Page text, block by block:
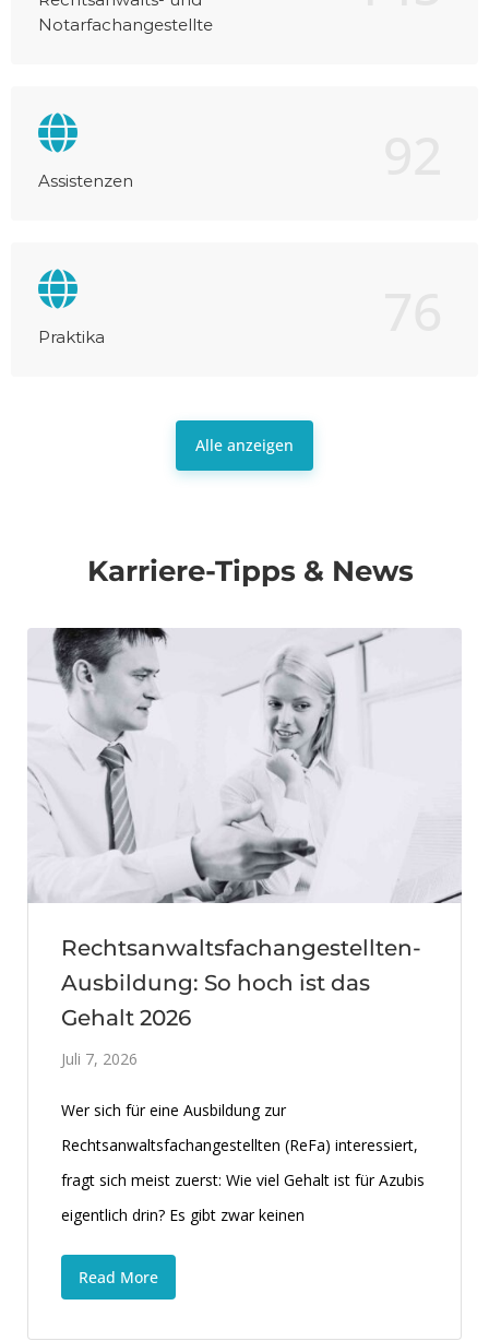
Notarfachangestellte
Assistenzen
Praktika
Alle anzeigen
Karriere-Tipps & News
Rechtsanwaltsfachangestellten-
Ausbildung: So hoch ist das
Gehalt 2026
Juli 7, 2026
Wer sich für eine Ausbildung zur
Rechtsanwaltsfachangestellten (ReFa) interessiert,
fragt sich meist zuerst: Wie viel Gehalt ist für Azubis
eigentlich drin? Es gibt zwar keinen
Read More